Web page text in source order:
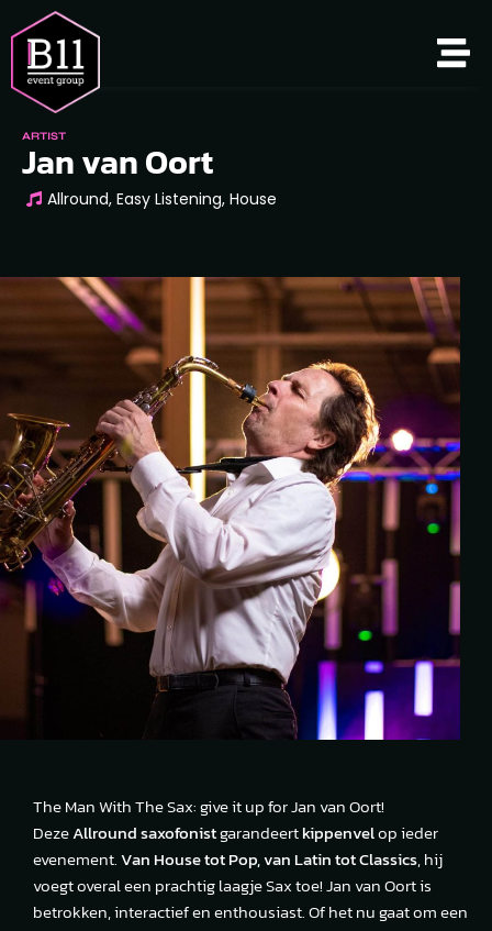
ARTIST
Jan van Oort
Allround, Easy Listening, House
The Man With The Sax: give it up for Jan van Oort!
DezeAllround saxofonistgarandeertkippenvelop ieder
evenement.Van House tot Pop, van Latin tot Classics, hij
voegt overal een prachtig laagje Sax toe! Jan van Oort is
betrokken, interactief en enthousiast. Of het nu gaat om een